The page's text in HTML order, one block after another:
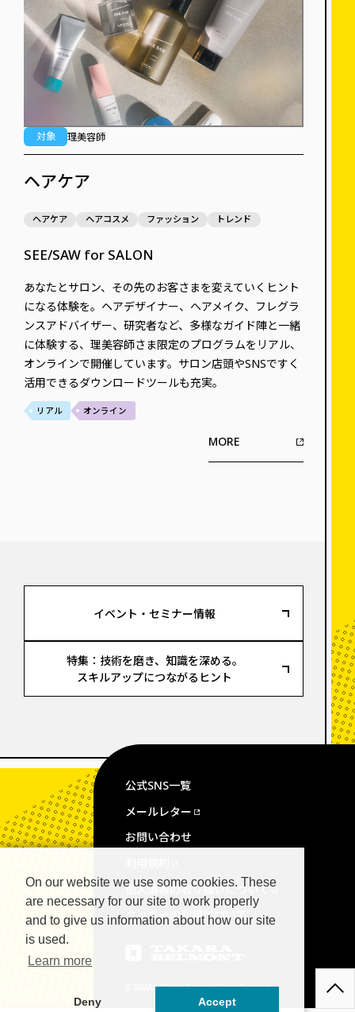
対象 理美容師
ヘアケア
ヘアケア ヘアコスメ ファッション トレンド
SEE/SAW for SALON
あなたとサロン、その先のお客さまを変えていくヒント
になる体験を。ヘアデザイナー、ヘアメイク、フレグラ
ンスアドバイザー、研究者など、多様なガイド陣と一緒
に体験する、理美容師さま限定のプログラムをリアル、
オンラインで開催しています。サロン店頭やSNSですく
活用できるダウンロードツールも充実。
リアル オンライン
MORE
イベント・セミナー情報
特集：技術を磨き、知識を深める。
スキルアップにつながるヒント
公式SNS一覧
メールレター
お問い合わせ
個人情報の取り扱いについて
クッキーの利用について
© TAKARA BELMONT Corp. All Rights Reserved.
On our website we use some cookies. These
are necessary for our site to work properly
and to give us information about how our site
is used.
Learn more
Deny Accept